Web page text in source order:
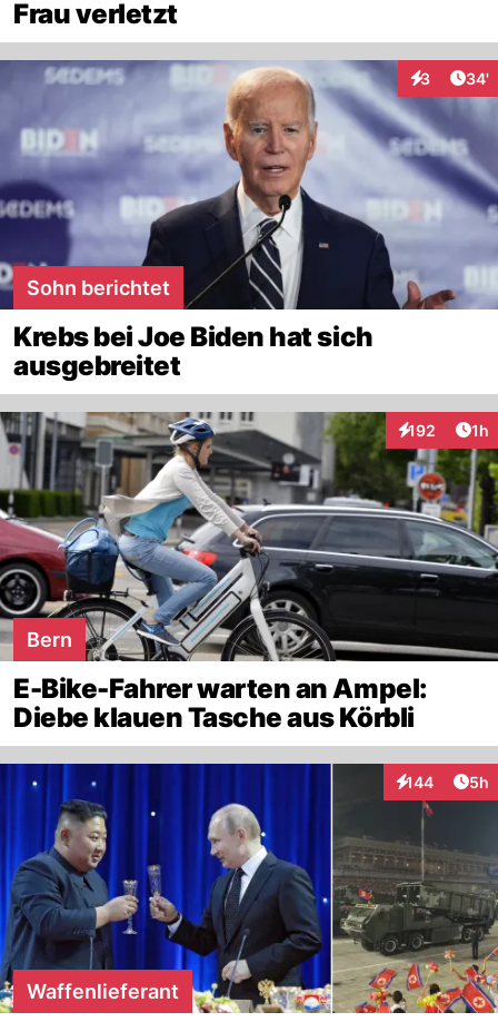
Frau verletzt
3 34'
Sohn berichtet
Krebs bei Joe Biden hat sich
ausgebreitet
192
Interaktionen
1h
Bern
E-Bike-Fahrer warten an Ampel:
Diebe klauen Tasche aus Körbli
144
Interaktionen
5h
Waffenlieferant